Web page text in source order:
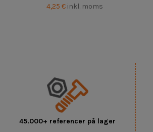
4,25 € inkl. moms
45.000+ referencer på lager